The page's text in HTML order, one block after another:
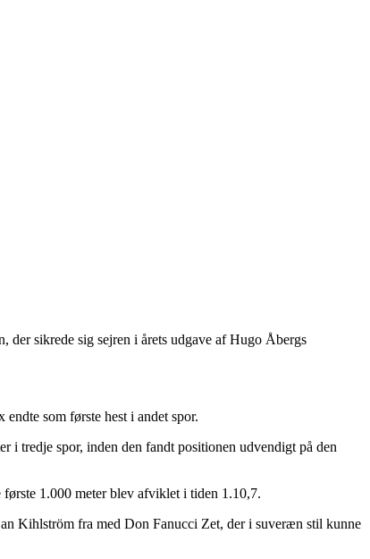
sikrede sig sejren i årets udgave af Hugo Åbergs
som første hest i andet spor.
i tredje spor, inden den fandt positionen udvendigt på den
1.000 meter blev afviklet i tiden 1.10,7.
Kihlström fra med Don Fanucci Zet, der i suveræn stil kunne